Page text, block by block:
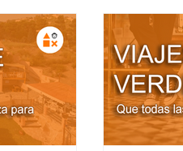
Mayoristas Estrella
Pescados &amp; Mariscos